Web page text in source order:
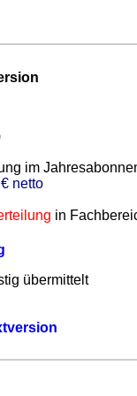
im
netto
in
übermittelt